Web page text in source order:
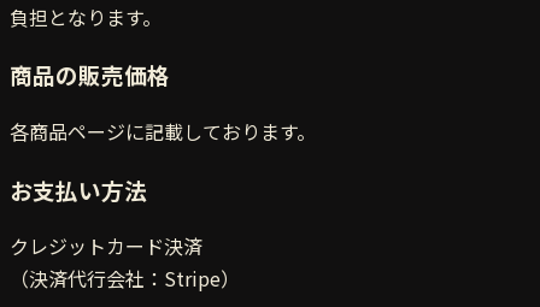
負担となります。
商品の販売価格
各商品ページに記載しております。
お支払い方法
クレジットカード決済
（決済代行会社：Stripe）